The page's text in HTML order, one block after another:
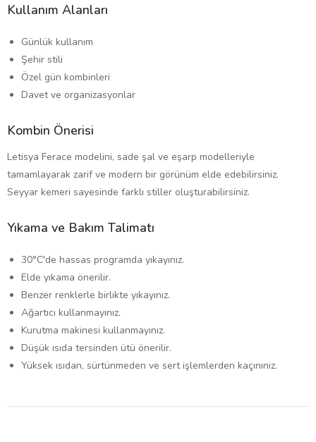
Kullanım Alanları
Günlük kullanım
Şehir stili
Özel gün kombinleri
Davet ve organizasyonlar
Kombin Önerisi
Letisya Ferace modelini, sade şal ve eşarp modelleriyle
tamamlayarak zarif ve modern bir görünüm elde edebilirsiniz.
Seyyar kemeri sayesinde farklı stiller oluşturabilirsiniz.
Yıkama ve Bakım Talimatı
30°C'de hassas programda yıkayınız.
Elde yıkama önerilir.
Benzer renklerle birlikte yıkayınız.
Ağartıcı kullanmayınız.
Kurutma makinesi kullanmayınız.
Düşük ısıda tersinden ütü önerilir.
Yüksek ısıdan, sürtünmeden ve sert işlemlerden kaçınınız.